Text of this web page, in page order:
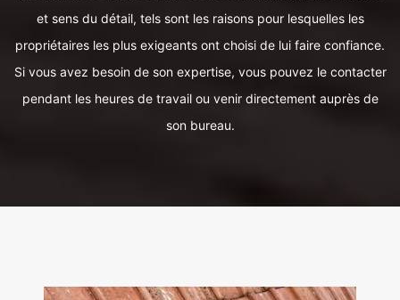
et sens du détail, tels sont les raisons pour lesquelles les
propriétaires les plus exigeants ont choisi de lui faire confiance.
Si vous avez besoin de son expertise, vous pouvez le contacter
pendant les heures de travail ou venir directement auprès de
son bureau.